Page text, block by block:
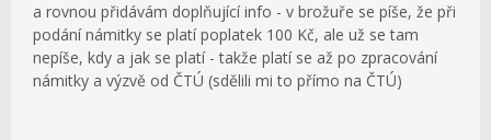
a rovnou přidávám doplňující info - v brožuře se píše, že při
podání námitky se platí poplatek 100 Kč, ale už se tam
nepíše, kdy a jak se platí - takže platí se až po zpracování
námitky a výzvě od ČTÚ (sdělili mi to přímo na ČTÚ)